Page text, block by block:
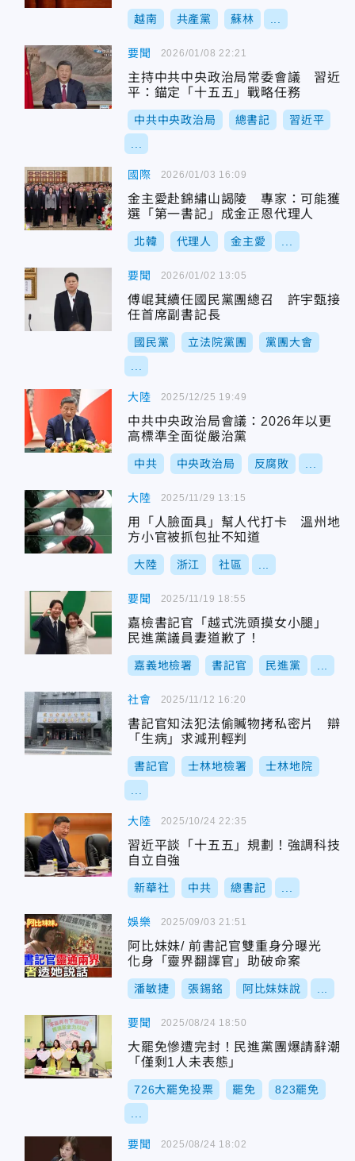
越南 共產黨 蘇林
要聞
主持中共中央政治局常委會議 習近
平：錨定「十五五」戰略任務
中共中央政治局 總書記 習近平
2026/01/08 22:21
國際
金主愛赴錦繡山謁陵 專家：可能獲
選「第一書記」成金正恩代理人
北韓 代理人 金主愛
2026/01/03 16:09
要聞
傅崐萁續任國民黨團總召 許宇甄接
任首席副書記長
國民黨 立法院黨團 黨團大會
2026/01/02 13:05
大陸
中共中央政治局會議：2026年以更
高標準全面從嚴治黨
中共 中央政治局 反腐敗
2025/12/25 19:49
大陸
用「人臉面具」幫人代打卡 溫州地
方小官被抓包扯不知道
大陸 浙江 社區
2025/11/29 13:15
要聞
嘉檢書記官「越式洗頭摸女小腿」
民進黨議員妻道歉了！
嘉義地檢署 書記官 民進黨
2025/11/19 18:55
社會
書記官知法犯法偷贓物拷私密片 辯
「生病」求減刑輕判
書記官 士林地檢署 士林地院
2025/11/12 16:20
大陸
習近平談「十五五」規劃！強調科技
自立自強
新華社 中共 總書記
2025/10/24 22:35
娛樂
阿比妹妹/ 前書記官雙重身分曝光
化身「靈界翻譯官」助破命案
潘敏捷 張錫銘 阿比妹妹說
2025/09/03 21:51
要聞
大罷免慘遭完封！民進黨團爆請辭潮
「僅剩1人未表態」
726大罷免投票 罷免 823罷免
2025/08/24 18:50
要聞 2025/08/24 18:02